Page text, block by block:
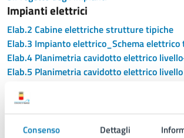
Consenso Dettagli
Impianti elettrici
Elab.2 Cabine elettriche strutture tipiche
Elab.3 Impianto elettrico_Schema elettrico
Elab.4 Planimetria cavidotto elettrico
Elab.5 Planimetria cavidotto elettrico
Elab.7 Planimetria cavidotto elettrico
Impianti termici